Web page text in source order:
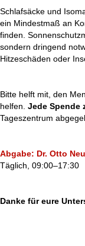
Schlafsäcke und
ein Mindestmaß an
finden.
sondern dringend
Hitzeschäden oder
Bitte helft mit, den
helfen. Jede Spende
Tageszentrum
Abgabe: Dr. Otto
Täglich, 09:00–17:30
Danke für eure